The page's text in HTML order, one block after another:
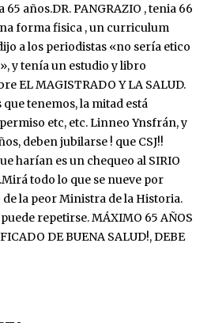
65 años.DR. PANGRAZIO , tenia 66
forma fisica , un curriculum
a los periodistas «no sería etico
y tenía un estudio y libro
EL MAGISTRADO Y LA SALUD.
que tenemos, la mitad está
etc, etc. Linneo Ynsfrán, y
deben jubilarse ! que CSJ!!
harían es un chequeo al SIRIO
todo lo que se nueve por
la peor Ministra de la Historia.
repetirse. MÁXIMO 65 AÑOS
DE BUENA SALUD!, DEBE